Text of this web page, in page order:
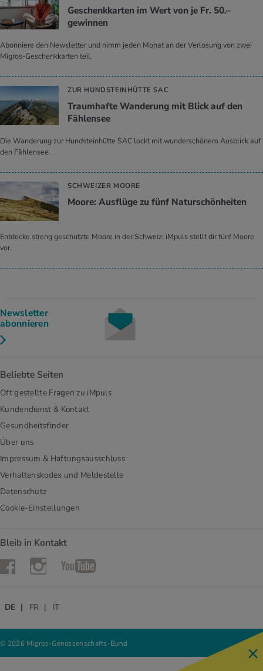
Geschenkkarten im Wert von je Fr. 50.–
gewinnen
Abonniere den Newsletter und nimm jeden Monat an der Verlosung von zwei
Migros-Geschenkkarten teil.
ZUR HUNDSTEINHÜTTE SAC
Traumhafte Wanderung mit Blick auf den
Fählensee
Die Wanderung zur Hundsteinhütte SAC lockt mit wunderschönem Ausblick auf
den Fählensee.
SCHWEIZER MOORE
Moore: Ausflüge zu fünf Naturschönheiten
Entdecke streng geschützte Moore in der Schweiz: iMpuls stellt dir fünf Moore
vor.
Newsletter
abonnieren
Beliebte Seiten
Oft gestellte Fragen zu iMpuls
Kundendienst & Kontakt
Gesundheitsfinder
Über uns
Impressum & Haftungsausschluss
Verhaltenskodex und Meldestelle
Datenschutz
Cookie-Einstellungen
Bleib in Kontakt
FacebookInstagramYouTube
© 2026 Migros-Genossenschafts-Bund
DE FR IT